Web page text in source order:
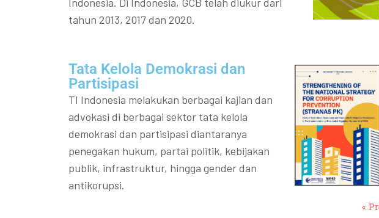
tahun 2013, 2017 dan 2020.
Tata Kelola Demokrasi dan
Partisipasi​
TI Indonesia melakukan berbagai kajian dan
advokasi di berbagai sektor tata kelola
demokrasi dan partisipasi diantaranya
penegakan hukum, partai politik, kebijakan
publik, infrastruktur, hingga gender dan
antikorupsi.
«